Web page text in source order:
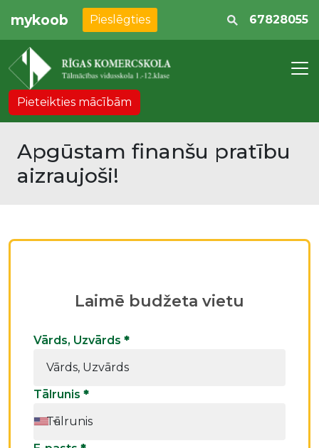
mykoob Pieslēgties 67828055
Pieteikties mācībām
Apgūstam finanšu pratību
aizraujoši!
Laimē budžeta vietu
Vārds, Uzvārds *
Tālrunis *